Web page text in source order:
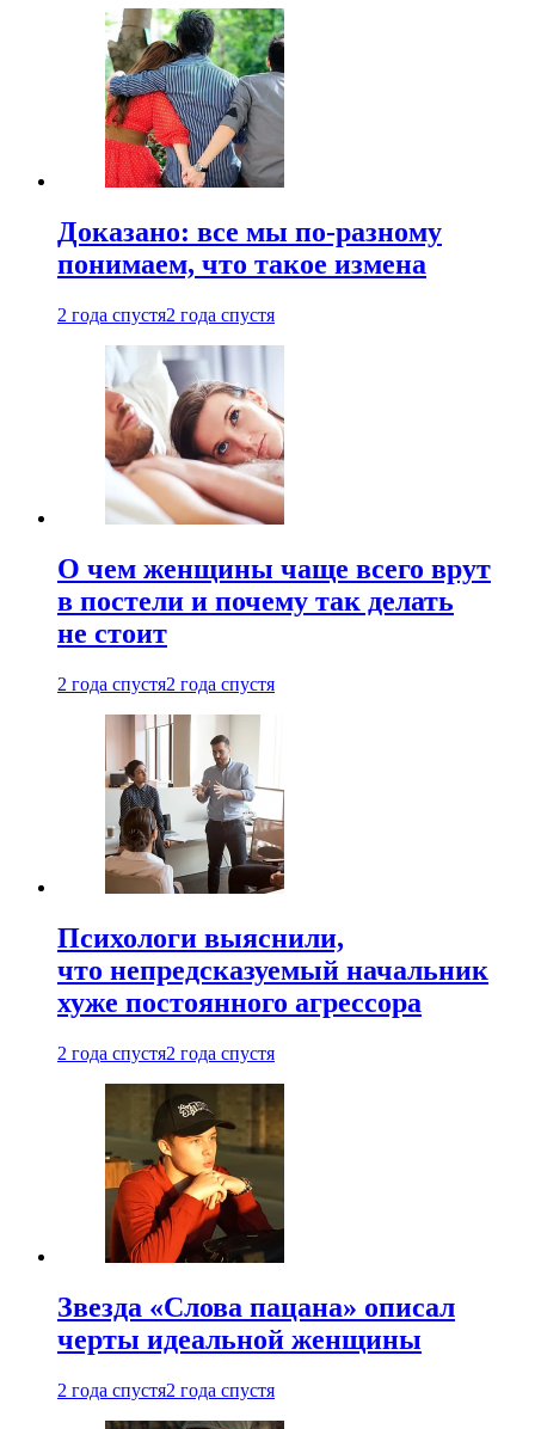
Доказано: все мы по-разному
понимаем, что такое измена
2 года спустя2 года спустя
О чем женщины чаще всего врут
в постели и почему так делать
не стоит
2 года спустя2 года спустя
Психологи выяснили,
что непредсказуемый начальник
хуже постоянного агрессора
2 года спустя2 года спустя
Звезда «Слова пацана» описал
черты идеальной женщины
2 года спустя2 года спустя